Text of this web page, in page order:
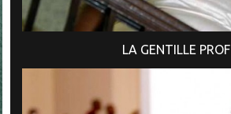
LA GENTILLE PROF